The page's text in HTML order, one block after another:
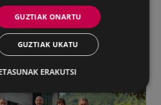
BATZUK
GUZTIAK ONARTU
GUZTIAK UKATU
ERAKUTSI